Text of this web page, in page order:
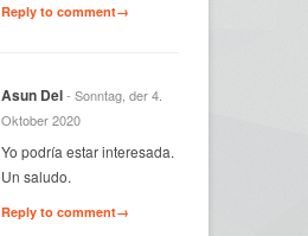
Reply to comment→
Asun Del- Sonntag, der 4.
Oktober 2020
Yo podría estar interesada.
Un saludo.
Reply to comment→